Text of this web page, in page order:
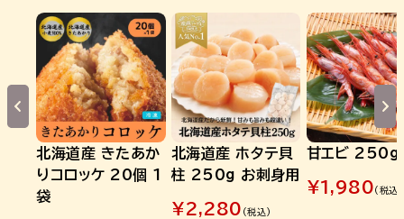
北海道産 きたあか
りコロッケ 20個 1
袋
北海道産 ホタテ貝
柱 250g お刺身用
¥2,280 (税込)
甘エビ 250g
¥1,980 (税込)